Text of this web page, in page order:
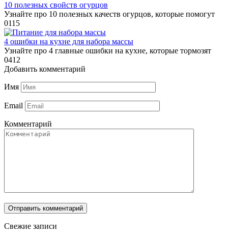
10 полезных свойств огурцов
Узнайте про 10 полезных качеств огурцов, которые помогут
0115
4 ошибки на кухне для набора массы
Узнайте про 4 главные ошибки на кухне, которые тормозят
0412
Добавить комментарий
Имя
Email
Комментарий
Свежие записи